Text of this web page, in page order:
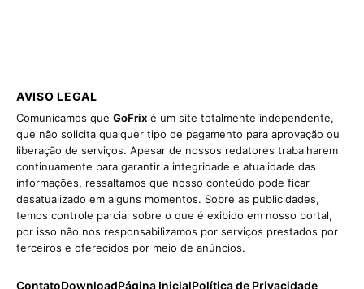
AVISO LEGAL
Comunicamos que GoFrix é um site totalmente independente,
que não solicita qualquer tipo de pagamento para aprovação ou
liberação de serviços. Apesar de nossos redatores trabalharem
continuamente para garantir a integridade e atualidade das
informações, ressaltamos que nosso conteúdo pode ficar
desatualizado em alguns momentos. Sobre as publicidades,
temos controle parcial sobre o que é exibido em nosso portal,
por isso não nos responsabilizamos por serviços prestados por
terceiros e oferecidos por meio de anúncios.
ContatoDownloadPágina InicialPolítica de Privacidade